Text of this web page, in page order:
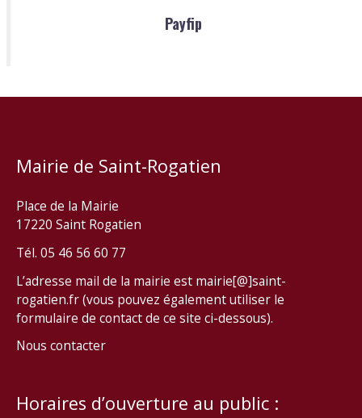
Payfip
Mairie de Saint-Rogatien
Place de la Mairie
17220 Saint Rogatien
Tél. 05 46 56 60 77
L’adresse mail de la mairie est mairie[@]saint-
rogatien.fr (vous pouvez également utiliser le
formulaire de contact de ce site ci-dessous).
Nous contacter
Horaires d’ouverture au public :